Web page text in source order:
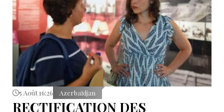
5 Août 16:26 Azerbaïdjan
RECTIFICATION DES